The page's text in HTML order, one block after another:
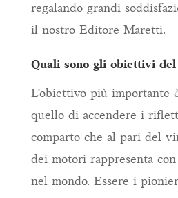
regalando grandi
il nostro Editore Maretti.
Quali sono gli obiettivi del
L’obiettivo più importante
quello di accendere i
comparto che al pari del
dei motori rappresenta
nel mondo. Essere i